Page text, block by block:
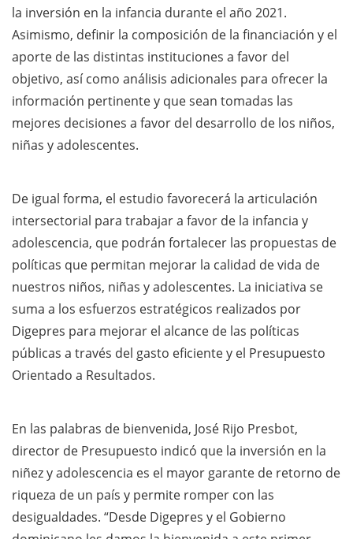
la inversión en la infancia durante el año 2021.
Asimismo, definir la composición de la financiación y el
aporte de las distintas instituciones a favor del
objetivo, así como análisis adicionales para ofrecer la
información pertinente y que sean tomadas las
mejores decisiones a favor del desarrollo de los niños,
niñas y adolescentes.
De igual forma, el estudio favorecerá la articulación
intersectorial para trabajar a favor de la infancia y
adolescencia, que podrán fortalecer las propuestas de
políticas que permitan mejorar la calidad de vida de
nuestros niños, niñas y adolescentes. La iniciativa se
suma a los esfuerzos estratégicos realizados por
Digepres para mejorar el alcance de las políticas
públicas a través del gasto eficiente y el Presupuesto
Orientado a Resultados.
En las palabras de bienvenida, José Rijo Presbot,
director de Presupuesto indicó que la inversión en la
niñez y adolescencia es el mayor garante de retorno de
riqueza de un país y permite romper con las
desigualdades. “Desde Digepres y el Gobierno